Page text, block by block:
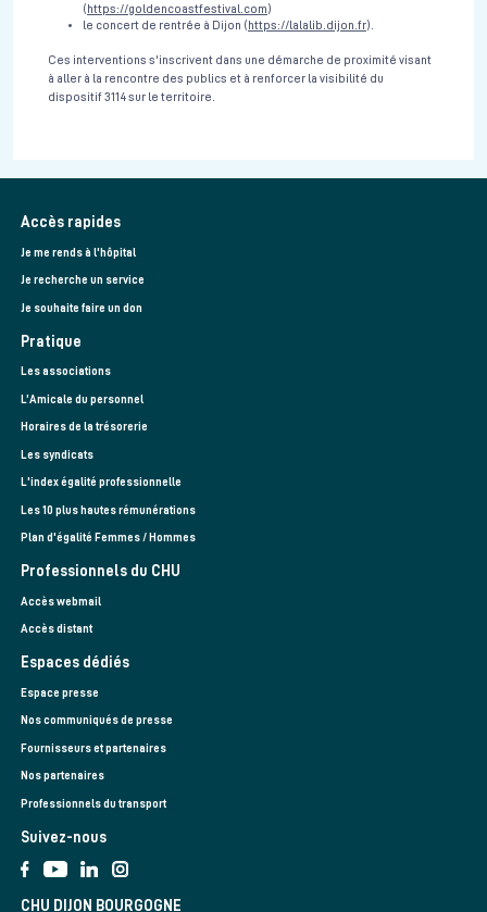
( https://goldencoastfestival.com)
le concert de rentrée à Dijon ( https://lalalib.dijon.fr).
Ces interventions s'inscrivent dans une démarche de proximité visant
à aller à la rencontre des publics et à renforcer la visibilité du
dispositif 3114 sur le territoire.
Accès rapides
Je me rends à l'hôpital
Je recherche un service
Je souhaite faire un don
Pratique
Les associations
L’Amicale du personnel
Horaires de la trésorerie
Les syndicats
L'index égalité professionnelle
Les 10 plus hautes rémunérations
Plan d'égalité Femmes / Hommes
Professionnels du CHU
Accès webmail
Accès distant
Espaces dédiés
Espace presse
Nos communiqués de presse
Fournisseurs et partenaires
Nos partenaires
Professionnels du transport
Suivez-nous
CHU DIJON BOURGOGNE